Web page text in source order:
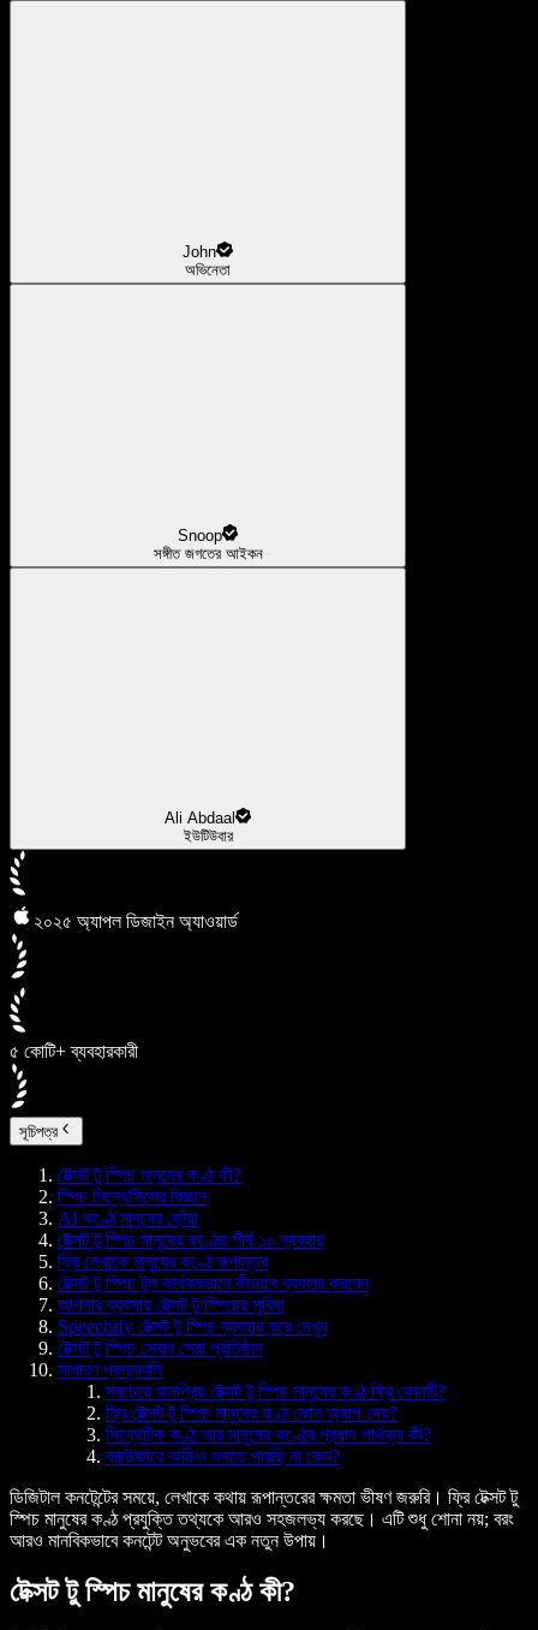
John
অভিনেতা
Snoop
সঙ্গীত জগতের আইকন
Ali Abdaal
ইউটিউবার
২০২৫ অ্যাপল ডিজাইন অ্যাওয়ার্ড
৫ কোটি+ ব্যবহারকারী
সূচিপত্র
টেক্সট টু স্পিচ মানুষের কণ্ঠ কী?
স্পিচ সিন্থেসিসের বিজ্ঞান
AI কণ্ঠে মানুষের ছোঁয়া
টেক্সট টু স্পিচ মানুষের কণ্ঠের শীর্ষ ১০ ব্যবহার
ফ্রি লেখাকে মানুষের কণ্ঠে রূপান্তর
টেক্সট টু স্পিচ টুল কার্যকরভাবে কীভাবে ব্যবহার করবেন
আপনার ব্যবসায় টেক্সট টু স্পিচের সুবিধা
Speechify টেক্সট টু স্পিচ ব্যবহার করে দেখুন
টেক্সট টু স্পিচ সেবার সেরা প্রতিষ্ঠান
সাধারণ প্রশ্নাবলি
সবচেয়ে জনপ্রিয় টেক্সট টু স্পিচ মানুষের কণ্ঠ ফ্রি কোনটি?
ফ্রি টেক্সট টু স্পিচ মানুষের কণ্ঠ কোন অ্যাপ দেয়?
সিন্থেটিক কণ্ঠ আর মানুষের কণ্ঠের প্রধান পার্থক্য কী?
ব্রাউজারে অডিও শুনতে পারছি না কেন?
ডিজিটাল কনটেন্টের সময়ে, লেখাকে কথায় রূপান্তরের ক্ষমতা ভীষণ জরুরি। ফ্রি টেক্সট টু
স্পিচ মানুষের কণ্ঠ প্রযুক্তি তথ্যকে আরও সহজলভ্য করছে। এটি শুধু শোনা নয়; বরং
আরও মানবিকভাবে কনটেন্ট অনুভবের এক নতুন উপায়।
টেক্সট টু স্পিচ মানুষের কণ্ঠ কী?